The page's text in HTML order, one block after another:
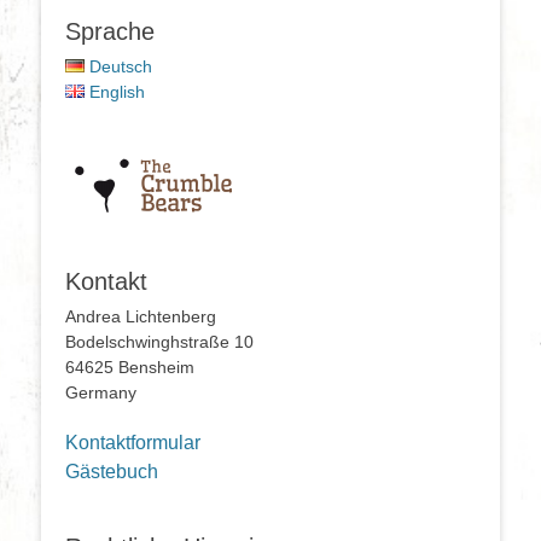
Sprache
Deutsch
English
Kontakt
Andrea Lichtenberg
Bodelschwinghstraße 10
64625 Bensheim
Germany
Kontaktformular
Gästebuch